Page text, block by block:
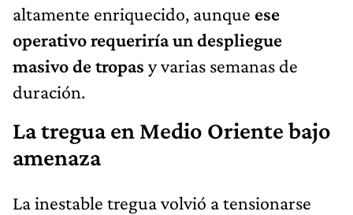
altamente enriquecido, aunque ese
operativo requeriría un despliegue
masivo de tropas y varias semanas de
duración.
La tregua en Medio Oriente bajo
amenaza
La inestable tregua volvió a tensionarse